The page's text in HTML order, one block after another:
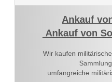
Ankauf
Ankauf von
Wir kaufen
umfangreiche